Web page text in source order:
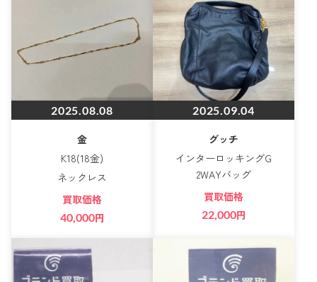
2025.08.08
金
K18(18金)
ネックレス
買取価格
40,000円
2025.09.04
グッチ
インターロッキングG
2WAYバッグ
買取価格
22,000円